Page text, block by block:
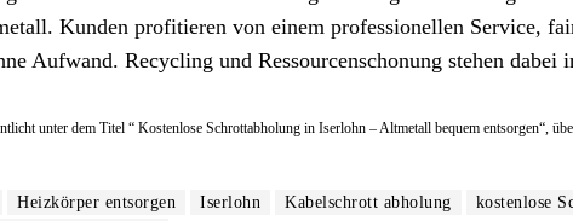
Kunden profitieren von einem professionellen Service,
Aufwand. Recycling und Ressourcenschonung stehen dabei
unter dem Titel “ Kostenlose Schrottabholung in Iserlohn – Altmetall bequem entsorgen“,
Heizkörper entsorgen Iserlohn Kabelschrott abholung
kostenlose